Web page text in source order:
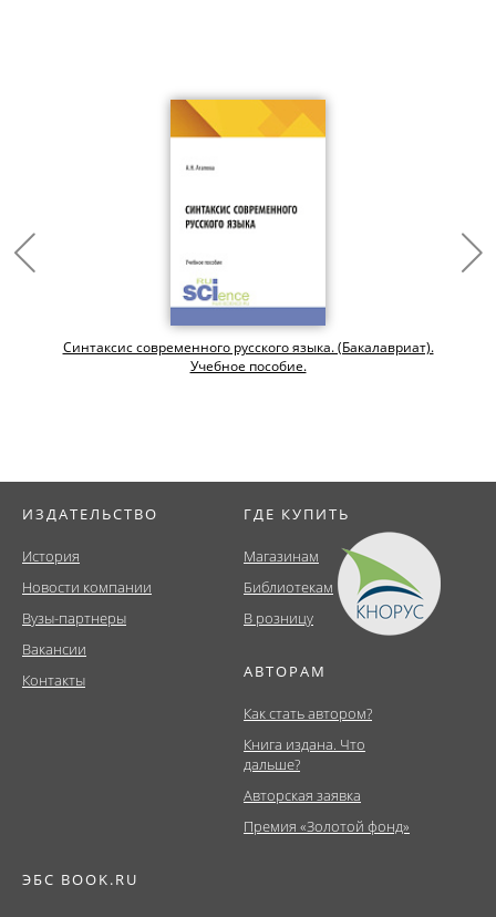
Синтаксис современного русского языка. (Бакалавриат).
Учебное пособие.
ИЗДАТЕЛЬСТВО
История
Новости компании
Вузы-партнеры
Вакансии
Контакты
ГДЕ КУПИТЬ
Магазинам
Библиотекам
В розницу
АВТОРАМ
Как стать автором?
Книга издана. Что
дальше?
Авторская заявка
Премия «Золотой фонд»
ЭБС BOOK.RU